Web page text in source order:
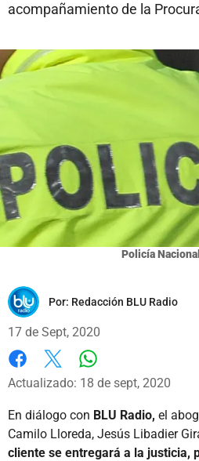
acompañamiento de la
Policía
Por: Redacción BLU Radio
17 de Sept, 2020
Facebook
X
Actualizado: 18 de sept, 2020
En diálogo con BLU Radio, el
Camilo Lloreda, Jesús Libadier
cliente se entregará a la justicia,